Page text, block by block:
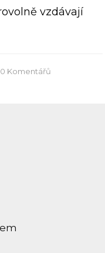
vzdávají
0 Komentářů